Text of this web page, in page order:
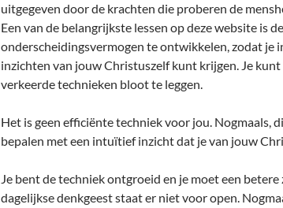
uitgegeven door de krachten die proberen de
Een van de belangrijkste lessen op deze website is
onderscheidingsvermogen te ontwikkelen, zodat je
inzichten van jouw Christuszelf kunt krijgen. Je kunt
verkeerde technieken bloot te leggen.
Het is geen efficiënte techniek voor jou. Nogmaals,
bepalen met een intuïtief inzicht dat je van jouw
Je bent de techniek ontgroeid en je moet een betere
dagelijkse denkgeest staat er niet voor open.